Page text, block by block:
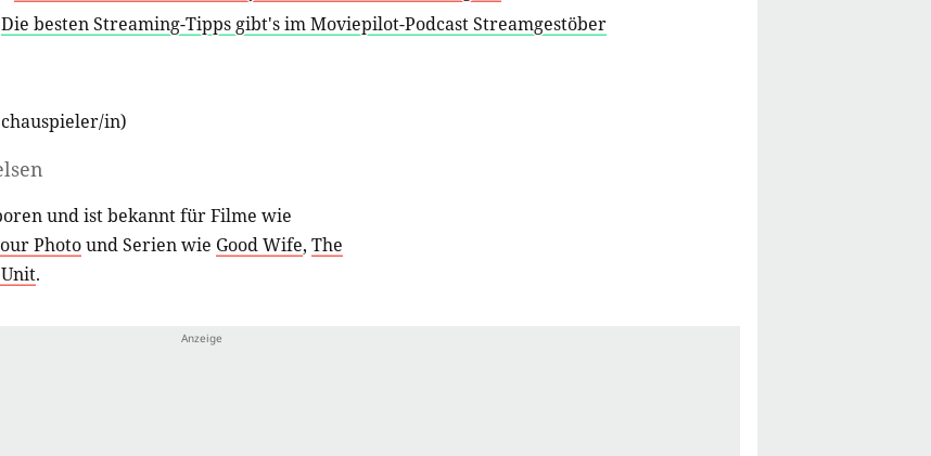
Die besten Streaming-Tipps gibt's im Moviepilot-Podcast Streamgestöber
in)
und ist bekannt für Filme wie
Photound Serien wie Good Wife, The
.